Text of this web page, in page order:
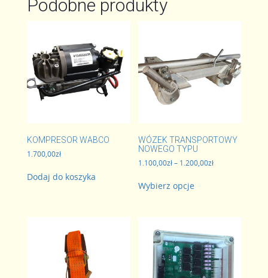
Podobne produkty
KOMPRESOR WABCO
1.700,00zł
Dodaj do koszyka
WÓZEK TRANSPORTOWY
NOWEGO TYPU
1.100,00zł– 1.200,00złZakres
Wybierz opcjeprodukt
Opcje
można
wybrać
na